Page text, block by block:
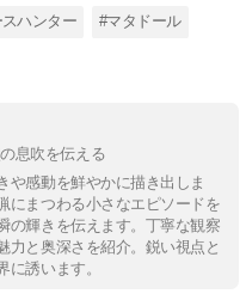
ハンター #マタドール
息吹を伝える
や感動を鮮やかに描き出しま
にまつわる小さなエピソードを
の輝きを伝えます。丁寧な観察
力と奥深さを紹介。鋭い視点と
誘います。